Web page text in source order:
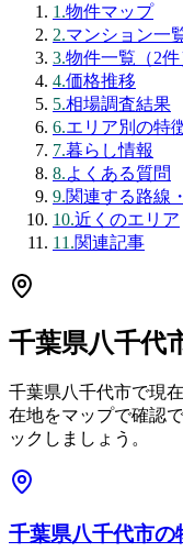
1 .物件マップ
2.マンション一
3.物件一覧（2件
4.価格推移
5.相場調査結果
6.エリア別の特
7.暮らし情報
8.よくある質問
9.関連する路線
10.近くのエリア
11 .関連記事
千葉県八千代
千葉県八千代市で現
在地をマップで確認
ックしましょう。
千葉県八千代市の